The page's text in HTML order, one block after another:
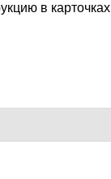
в карточках